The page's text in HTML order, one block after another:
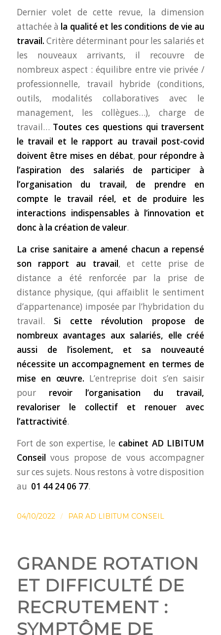
Dernier volet de cette revue, la dimension
attachée à la qualité et les conditions de vie au
travail. Critère déterminant pour les salariés et
les nouveaux arrivants, il recouvre de
nombreux aspect : équilibre entre vie privée /
professionnelle, travail hybride (conditions,
outils, modalités collaboratives avec le
management, les collègues…), charge de
travail… Toutes ces questions qui traversent
le travail et le rapport au travail post-covid
doivent être mises en débat, pour répondre à
l’aspiration des salariés de participer à
l’organisation du travail, de prendre en
compte le travail réel, et de produire les
interactions indispensables à l’innovation et
donc à la création de valeur.
La crise sanitaire a amené chacun a repensé
son rapport au travail, et cette prise de
distance a été renforcée par la prise de
distance physique, (qui affaiblit le sentiment
d’appartenance) imposée par l’hybridation du
travail. Si cette révolution propose de
nombreux avantages aux salariés, elle créé
aussi de l’isolement, et sa nouveauté
nécessite un accompagnement en termes de
mise en œuvre. L’entreprise doit s’en saisir
pour revoir l’organisation du travail,
revaloriser le collectif et renouer avec
l’attractivité.
Fort de son expertise, le cabinet AD LIBITUM
Conseil vous propose de vous accompagner
sur ces sujets. Nous restons à votre disposition
au 01 44 24 06 77.
04/10/2022 / PAR AD LIBITUM CONSEIL
GRANDE ROTATION
ET DIFFICULTÉ DE
RECRUTEMENT :
SYMPTÔME DE